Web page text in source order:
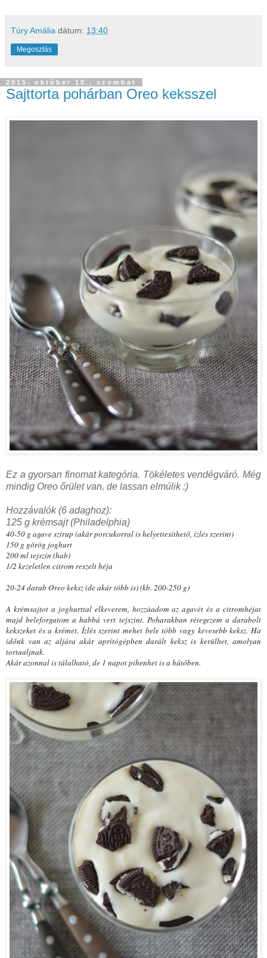
Túry Amália dátum: 13:40
Megosztás
2015. október 10., szombat
Sajttorta pohárban Oreo keksszel
Ez a gyorsan finomat kategória. Tökéletes vendégváró. Még
mindig Oreo őrület van, de lassan elmúlik :)
Hozzávalók (6 adaghoz):
125 g krémsajt (Philadelphia)
40-50 g agave szirup (akár porcukorral is helyettesíthető, ízlés szerint)
150 g görög joghurt
200 ml tejszín (hab)
1/2 kezeletlen citrom reszelt héja
20-24 darab Oreo keksz (de akár több is) (kb. 200-250 g)
A krémsajtot a joghurttal elkeverem, hozzáadom az agavét és a citromhéjat
majd beleforgatom a habbá vert tejszínt. Poharakban rétegezem a darabolt
kekszeket és a krémet. Ízlés szerint mehet bele több vagy kevesebb keksz. Ha
időnk van az aljára akár aprítógépben darált keksz is kerülhet, amolyan
tortaaljnak.
Akár azonnal is tálalható, de 1 napot pihenhet is a hűtőben.